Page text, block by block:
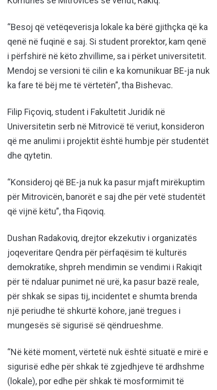
“Besoj që vetëqeverisja lokale ka bërë gjithçka që ka
qenë në fuqinë e saj. Si student prorektor, kam qenë
i përfshirë në këto zhvillime, sa i përket universitetit.
Mendoj se versioni të cilin e ka komunikuar BE-ja nuk
ka fare të bëj me të vërtetën”, tha Bishevac.
Filip Fiçoviq, student i Fakultetit Juridik në
Universitetin serb në Mitrovicë të veriut, konsideron
që me anulimi i projektit është humbje për studentët
dhe qytetin.
“Konsideroj që BE-ja nuk ka pasur mjaft mirëkuptim
për Mitrovicën, banorët e saj dhe për vetë studentët
që vijnë këtu”, tha Fiqoviq.
Dushan Radakoviq, drejtor ekzekutiv i organizatës
joqeveritare Qendra për përfaqësim të kulturës
demokratike, shpreh mendimin se vendimi i Rakiqit
për të ndaluar punimet në urë, ka pasur bazë reale,
për shkak se sipas tij, incidentet e shumta brenda
një periudhe të shkurtë kohore, janë tregues i
mungesës së sigurisë së qëndrueshme.
“Në këtë moment, vërtetë nuk është situatë e mirë e
sigurisë edhe për shkak të zgjedhjeve të ardhshme
(lokale), por edhe për shkak të mosformimit të